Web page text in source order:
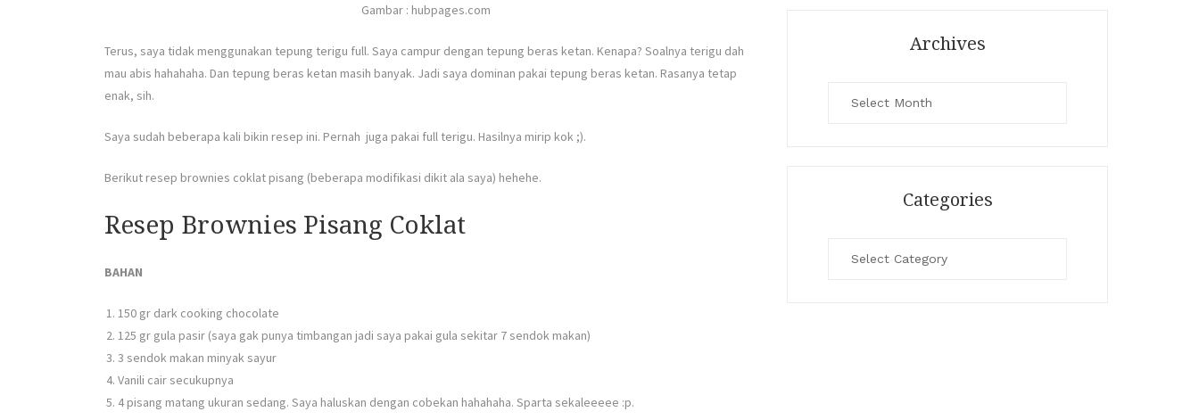
Gambar : hubpages.com
Terus, saya tidak menggunakan tepung terigu full. Saya campur dengan tepung beras ketan. Kenapa? Soalnya terigu dah
mau abis hahahaha. Dan tepung beras ketan masih banyak. Jadi saya dominan pakai tepung beras ketan. Rasanya tetap
enak, sih.
Saya sudah beberapa kali bikin resep ini. Pernah juga pakai full terigu. Hasilnya mirip kok ;).
Berikut resep brownies coklat pisang (beberapa modifikasi dikit ala saya) hehehe.
Resep Brownies Pisang Coklat
BAHAN
150 gr dark cooking chocolate
125 gr gula pasir (saya gak punya timbangan jadi saya pakai gula sekitar 7 sendok makan)
3 sendok makan minyak sayur
Vanili cair secukupnya
4 pisang matang ukuran sedang. Saya haluskan dengan cobekan hahahaha. Sparta sekaleeeee :p.
Archives
Categories